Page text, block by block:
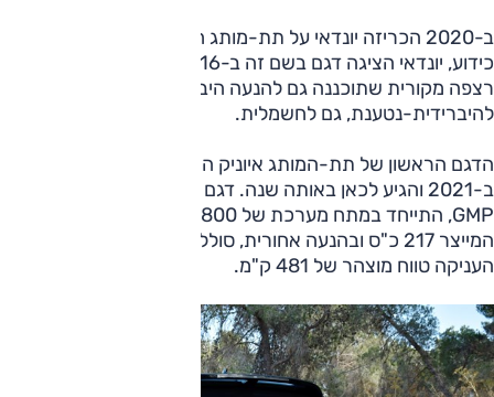
ב-2020 הכריזה יונדאי על תת-מותג חשמלי ייעודי בשם 'איוניק'.
רצפה מקורית שתוכננה גם להנעה היברידית, גם
להיברידית-נטענת, גם לחשמלית.
העניקה טווח מוצהר של 481 ק"מ.